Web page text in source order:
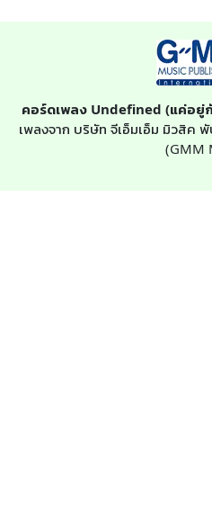
คอร์ดเพลง Undefined (แค่อยู่
เพลงจาก บริษัท จีเอ็มเอ็ม มิวสิค
(GMM